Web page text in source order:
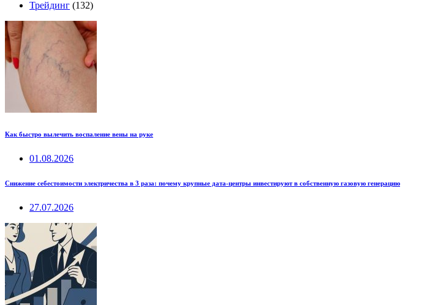
Трейдинг (132)
Как быстро вылечить воспаление вены на руке
01.08.2026
Снижение себестоимости электричества в 3 раза: почему крупные дата-центры инвестируют в собственную газовую генерацию
27.07.2026